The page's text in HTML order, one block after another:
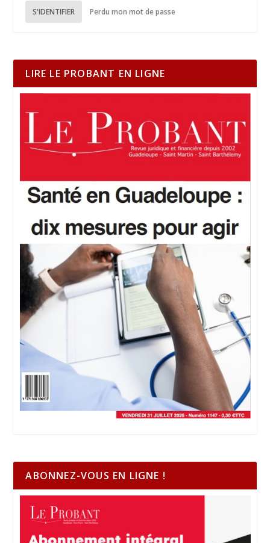
S'IDENTIFIER Perdu mon mot de passe
LIRE LE PROBANT EN LIGNE
ABONNEZ-VOUS EN LIGNE !